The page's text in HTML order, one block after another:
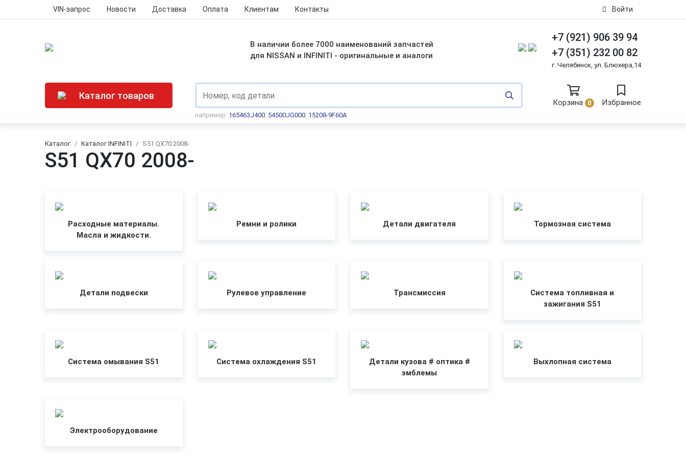
VIN-запрос Новости Доставка Оплата Клиентам Контакты Войти
В наличии более 7000 наименований запчастей
для NISSAN и INFINITI - оригинальные и аналоги
+7 (921) 906 39 94
+7 (351) 232 00 82
г. Челябинск, ул. Блюхера,14
Каталог товаров
например: 165463J400, 54500JG000, 15208-9F60A
Корзина 0 Избранное
Каталог Каталог INFINITI S51 QX70 2008-
S51 QX70 2008-
Расходные материалы.
Масла и жидкости.
Ремни и ролики Детали двигателя Тормозная система
Детали подвески Рулевое управление Трансмиссия
Система топливная и
зажигания S51
Система омывания S51 Система охлаждения S51
Детали кузова # оптика #
эмблемы
Выхлопная система
Электрооборудование